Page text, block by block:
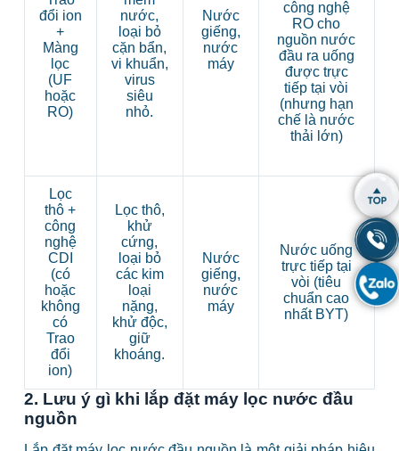
đổi ion
+
Màng
lọc
(UF
hoặc
RO)
nước,
loại bỏ
cặn bẩn,
vi khuẩn,
virus
siêu
nhỏ.
Nước
giếng,
nước
máy
công nghệ
RO cho
nguồn nước
đầu ra uống
được trực
tiếp tại vòi
(nhưng hạn
chế là nước
thải lớn)
Lọc
thô +
công
nghệ
CDI
(có
hoặc
không
có
Trao
đổi
ion)
Lọc thô,
khử
cứng,
loại bỏ
các kim
loại
nặng,
khử độc,
giữ
khoáng.
Nước
giếng,
nước
máy
Nước uống
trực tiếp tại
vòi (tiêu
chuẩn cao
nhất BYT)
2. Lưu ý gì khi lắp đặt máy lọc nước đầu
nguồn